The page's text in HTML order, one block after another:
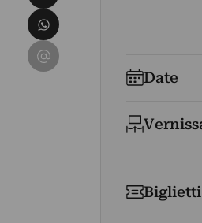
Date
Biglietti
Condividi su WhatsApp
Condividi su Email